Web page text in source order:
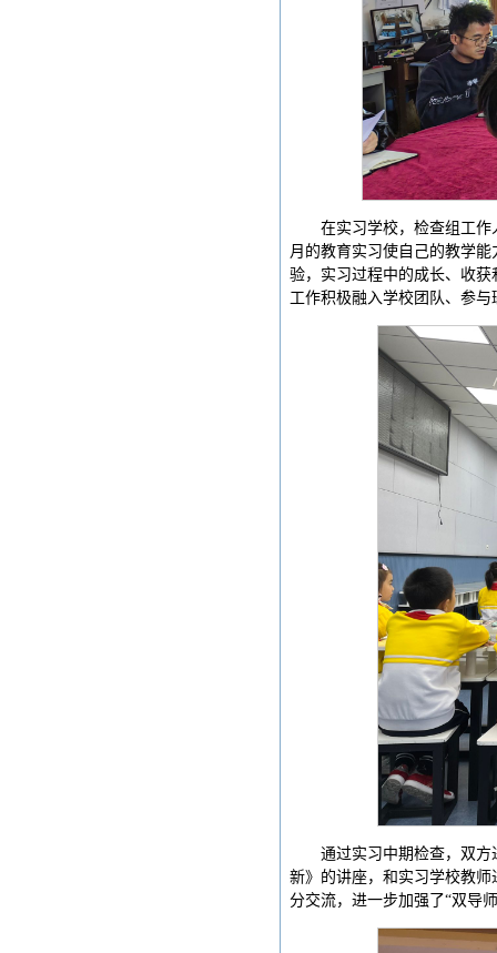
在实习学校，检查组工
月的教育实习使自己的教学
验，实习过程中的成长、收
工作积极融入学校团队、参
通过实习中期检查，双
新》的讲座，和实习学校教
分交流，进一步加强了“双导